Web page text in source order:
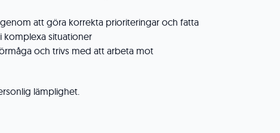
att göra korrekta prioriteringar och fatta
komplexa situationer
och trivs med att arbeta mot
lämplighet.